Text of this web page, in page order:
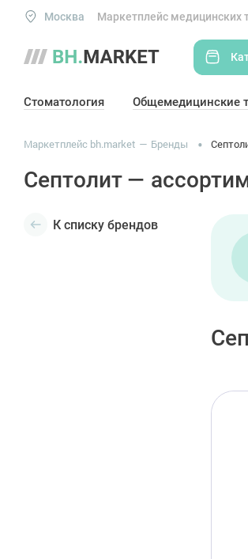
Москва Маркетплейс медицинских
Стоматология Общемедицинские
Маркетплейс bh.market Бренды
Септолит —
К списку брендов